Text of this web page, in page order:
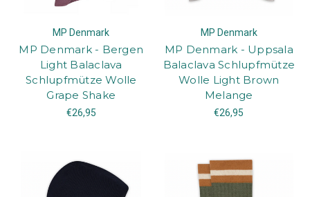
MP Denmark
MP Denmark - Bergen
Light Balaclava
Schlupfmütze Wolle
Grape Shake
€26,95
MP Denmark
MP Denmark - Uppsala
Balaclava Schlupfmütze
Wolle Light Brown
Melange
€26,95